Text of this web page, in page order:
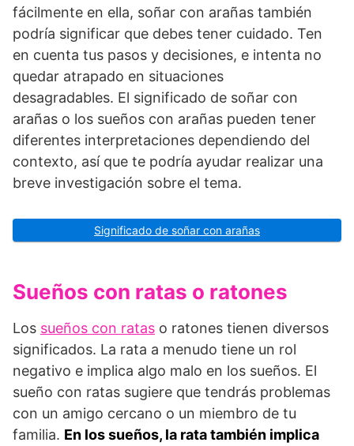
fácilmente en ella, soñar con arañas también
podría significar que debes tener cuidado. Ten
en cuenta tus pasos y decisiones, e intenta no
quedar atrapado en situaciones
desagradables. El significado de soñar con
arañas o los sueños con arañas pueden tener
diferentes interpretaciones dependiendo del
contexto, así que te podría ayudar realizar una
breve investigación sobre el tema.
Significado de soñar con arañas
Sueños con ratas o ratones
Los sueños con ratas o ratones tienen diversos
significados. La rata a menudo tiene un rol
negativo e implica algo malo en los sueños. El
sueño con ratas sugiere que tendrás problemas
con un amigo cercano o un miembro de tu
familia. En los sueños, la rata también implica